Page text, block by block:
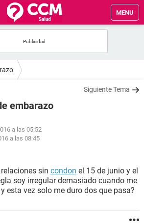
MENU
Siguiente Tema
embarazo
a las 05:52
a las 08:45
sin condon el 15 de junio y el
soy irregular demasiado cuando me
esta vez solo me duro dos que pasa?